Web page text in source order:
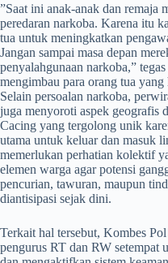
​”Saat ini anak-anak dan remaja
peredaran narkoba. Karena itu
tua untuk meningkatkan
Jangan sampai masa depan
penyalahgunaan narkoba,”
mengimbau para orang tua yang
Selain persoalan narkoba,
juga menyoroti aspek geografis
Cacing yang tergolong unik
utama untuk keluar dan masuk
memerlukan perhatian kolektif
elemen warga agar potensi
pencurian, tawuran, maupun
diantisipasi sejak dini.
​Terkait hal tersebut, Kombes
pengurus RT dan RW setempat